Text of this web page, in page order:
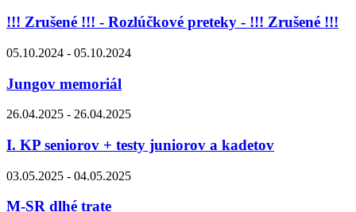
!!! Zrušené !!! - Rozlúčkové preteky - !!! Zrušené !!!
05.10.2024 - 05.10.2024
Jungov memoriál
26.04.2025 - 26.04.2025
I. KP seniorov + testy juniorov a kadetov
03.05.2025 - 04.05.2025
M-SR dlhé trate